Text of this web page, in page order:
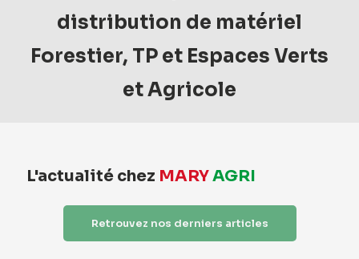
distribution de matériel
Forestier, TP et Espaces Verts
et Agricole
L'actualité chez MARYAGRI
Retrouvez nos derniers articles